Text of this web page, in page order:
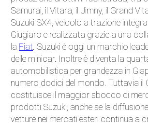
Samurai, il Vitara, il Jimny, il Grand
Suzuki SX4, veicolo a trazione
Giugiaro e realizzata grazie a una
la Fiat . Suzuki è oggi un marchio
delle minicar. Inoltre è diventa la
automobilistica per grandezza in
numero dodici del mondo. Tuttavia il
costituisce il maggior sbocco di
prodotti Suzuki, anche se la
vetture nei mercati esteri continua a